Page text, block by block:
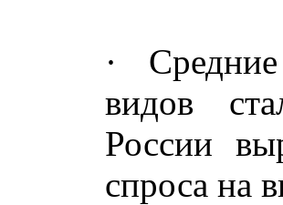
·
видов
России
спроса на